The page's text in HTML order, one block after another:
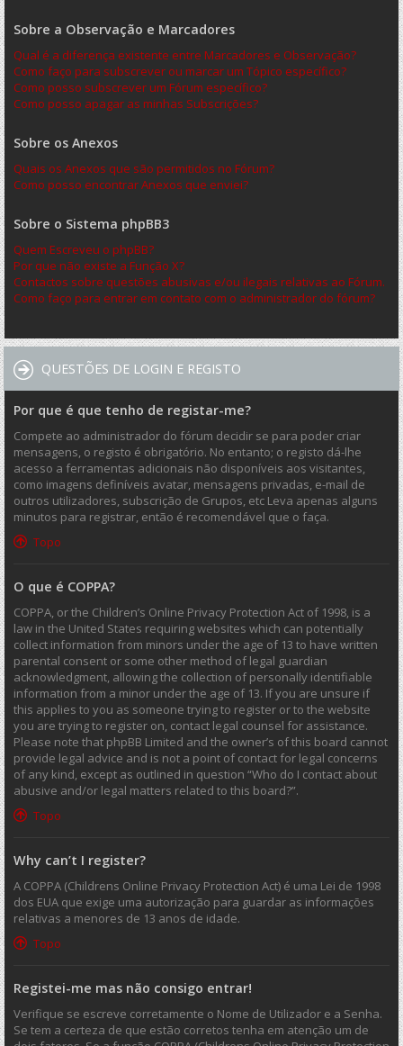
Sobre a Observação e Marcadores
Qual é a diferença existente entre Marcadores e Observação?
Como faço para subscrever ou marcar um Tópico específico?
Como posso subscrever um Fórum específico?
Como posso apagar as minhas Subscrições?
Sobre os Anexos
Quais os Anexos que são permitidos no Fórum?
Como posso encontrar Anexos que enviei?
Sobre o Sistema phpBB3
Quem Escreveu o phpBB?
Por que não existe a Função X?
Contactos sobre questões abusivas e/ou ilegais relativas ao Fórum.
Como faço para entrar em contato com o administrador do fórum?
QUESTÕES DE LOGIN E REGISTO
Por que é que tenho de registar-me?
Compete ao administrador do fórum decidir se para poder criar
mensagens, o registo é obrigatório. No entanto; o registo dá-lhe
acesso a ferramentas adicionais não disponíveis aos visitantes,
como imagens definíveis avatar, mensagens privadas, e-mail de
outros utilizadores, subscrição de Grupos, etc Leva apenas alguns
minutos para registrar, então é recomendável que o faça.
Topo
O que é COPPA?
COPPA, or the Children’s Online Privacy Protection Act of 1998, is a
law in the United States requiring websites which can potentially
collect information from minors under the age of 13 to have written
parental consent or some other method of legal guardian
acknowledgment, allowing the collection of personally identifiable
information from a minor under the age of 13. If you are unsure if
this applies to you as someone trying to register or to the website
you are trying to register on, contact legal counsel for assistance.
Please note that phpBB Limited and the owner’s of this board cannot
provide legal advice and is not a point of contact for legal concerns
of any kind, except as outlined in question “Who do I contact about
abusive and/or legal matters related to this board?”.
Topo
Why can’t I register?
A COPPA (Childrens Online Privacy Protection Act) é uma Lei de 1998
dos EUA que exige uma autorização para guardar as informações
relativas a menores de 13 anos de idade.
Topo
Registei-me mas não consigo entrar!
Verifique se escreve corretamente o Nome de Utilizador e a Senha.
Se tem a certeza de que estão corretos tenha em atenção um de